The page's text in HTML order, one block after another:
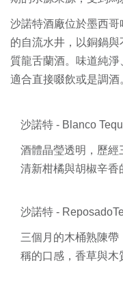
沙諾特酒廠位於墨西
的自流水井，以銅鍋
質龍舌蘭酒。味道純
適合直接啜飲或是調酒
沙諾特 - Blanco
酒體晶瑩透明，歷經
清新柑橘與胡椒辛香
沙諾特 -
三個月的木桶熟陳帶
稱的口感，香草與木